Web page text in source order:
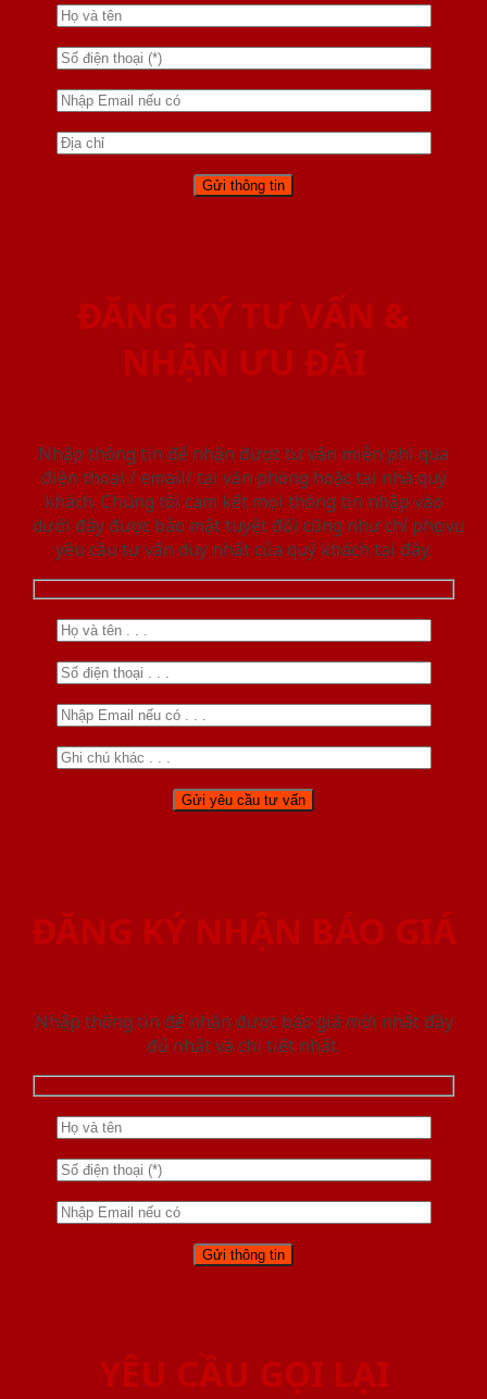
ĐĂNG KÝ TƯ VẤN &
NHẬN ƯU ĐÃI
Nhập thông tin để nhận được tư vấn miễn phí qua
điện thoại / email/ tại văn phòng hoặc tại nhà quý
khách. Chúng tôi cam kết mọi thông tin nhập vào
dưới đây được bảo mật tuyệt đối cũng như chỉ phục vụ
yêu cầu tư vấn duy nhất của quý khách tại đây.
ĐĂNG KÝ NHẬN BÁO GIÁ
Nhập thông tin để nhận được báo giá mới nhât đầy
đủ nhất và chi tiết nhất.
YÊU CẦU GỌI LẠI